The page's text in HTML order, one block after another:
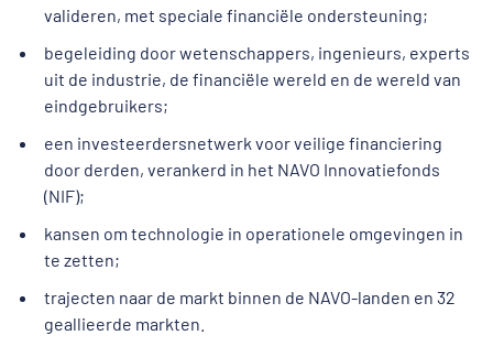
valideren, met speciale financiële ondersteuning;
begeleiding door wetenschappers, ingenieurs, experts
uit de industrie, de financiële wereld en de wereld van
eindgebruikers;
een investeerdersnetwerk voor veilige financiering
door derden, verankerd in het NAVO Innovatiefonds
(NIF);
kansen om technologie in operationele omgevingen in
te zetten;
trajecten naar de markt binnen de NAVO-landen en 32
geallieerde markten.